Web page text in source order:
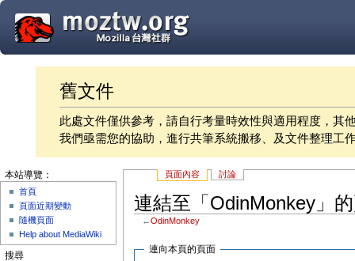
舊文件
此處文件僅供參考，請自行考量時效性與適用程度，其
我們亟需您的協助，進行共筆系統搬移、及文件整理工
頁面內容 討論
連結至「OdinMonkey」
←OdinMonkey
連向本頁的頁面
本站導覽：
首頁
頁面近期變動
隨機頁面
Help about MediaWiki
搜尋